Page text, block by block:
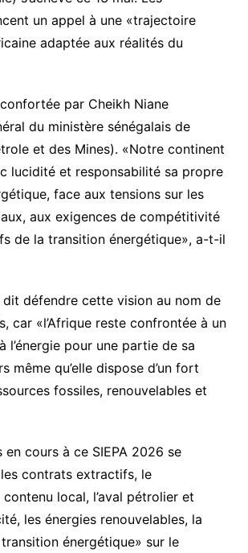
un appel à une «trajectoire
adaptée aux réalités du
par Cheikh Niane
du ministère sénégalais de
et des Mines). «Notre continent
lucidité et responsabilité sa propre
face aux tensions sur les
aux exigences de compétitivité
de la transition énergétique», a-t-il
dit défendre cette vision au nom de
car «l’Afrique reste confrontée à un
l’énergie pour une partie de sa
même qu’elle dispose d’un fort
fossiles, renouvelables et
en cours à ce SIEPA 2026 se
contrats extractifs, le
local, l’aval pétrolier et
les énergies renouvelables, la
énergétique» sur le